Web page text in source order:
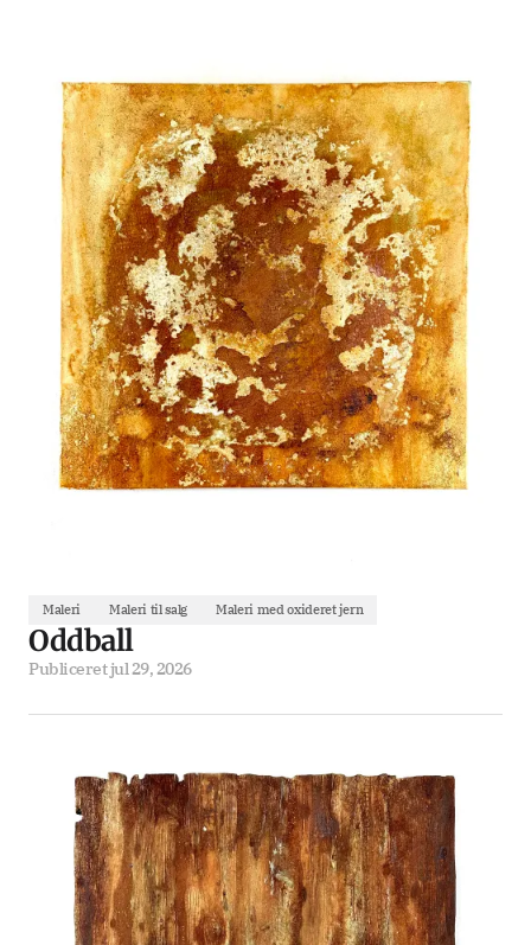
Maleri Maleri til salg Maleri med oxideret jern
Oddball
Publiceretjul 29, 2026